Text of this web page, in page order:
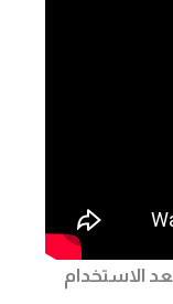
الاستخدام